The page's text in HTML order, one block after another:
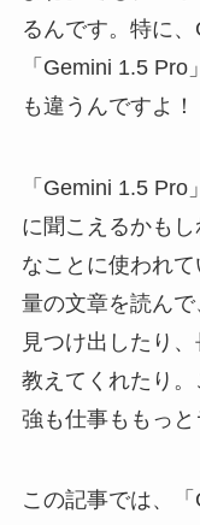
るんです。特に
「Gemini 1.5
も違うんですよ！
「Gemini 1.5
に聞こえるかも
なことに使われ
量の文章を読ん
見つけ出したり
教えてくれたり
強も仕事ももっと
この記事では、